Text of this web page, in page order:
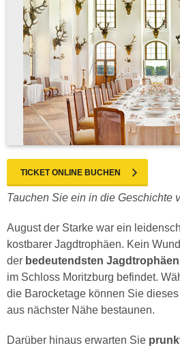
TICKET ONLINE BUCHEN
Tauchen Sie ein in die Geschichte
August der Starke war ein
kostbarer Jagdtrophäen. Kein
der bedeutendsten
im Schloss Moritzburg befindet.
die Barocketage können Sie
aus nächster Nähe bestaunen.
Darüber hinaus erwarten Sie